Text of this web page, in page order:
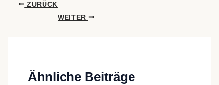
ZURÜCK
WEITER
Ähnliche Beiträge